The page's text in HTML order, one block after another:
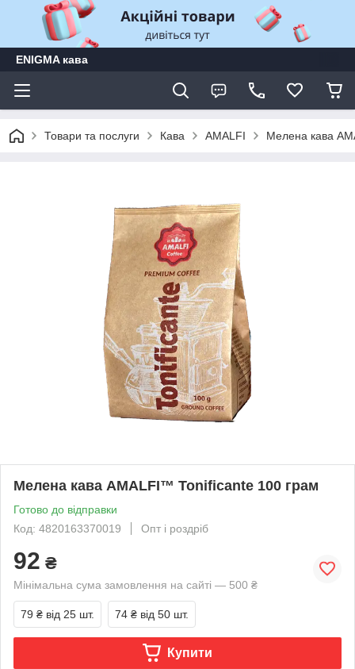
ENIGMA кава
Товари та послуги Кава AMALFI Мелена кава
Мелена кава AMALFI™ Tonificante 100 грам
Готово до відправки
Код: 4820163370019
Опт і роздріб
92 ₴
Мінімальна сума замовлення на сайті — 500 ₴
79 ₴ від 25 шт. 74 ₴ від 50 шт.
Купити